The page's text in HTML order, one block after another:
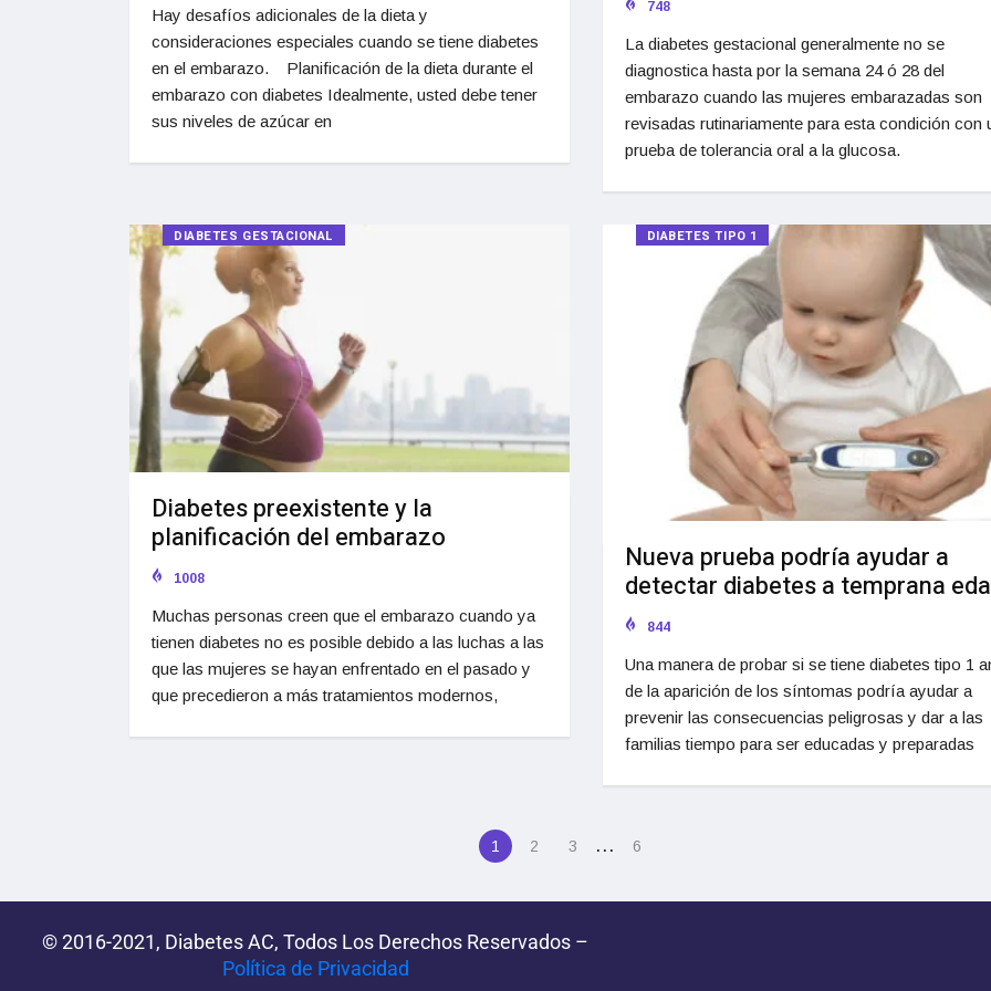
Hay desafíos adicionales de la dieta y
consideraciones especiales cuando se tiene diabetes
en el embarazo. Planificación de la dieta durante el
embarazo con diabetes Idealmente, usted debe tener
sus niveles de azúcar en
748
La diabetes gestacional generalmente no se
diagnostica hasta por la semana 24 ó 28 del
embarazo cuando las mujeres embarazadas son
revisadas rutinariamente para esta condición con
prueba de tolerancia oral a la glucosa.
DIABETES GESTACIONAL
Diabetes preexistente y la
planificación del embarazo
1008
Muchas personas creen que el embarazo cuando ya
tienen diabetes no es posible debido a las luchas a las
que las mujeres se hayan enfrentado en el pasado y
que precedieron a más tratamientos modernos,
DIABETES TIPO 1
Nueva prueba podría ayudar a
detectar diabetes a temprana
844
Una manera de probar si se tiene diabetes tipo 1
de la aparición de los síntomas podría ayudar a
prevenir las consecuencias peligrosas y dar a las
familias tiempo para ser educadas y preparadas
1 2 3 … 6
© 2016-2021, Diabetes AC, Todos Los Derechos Reservados –
Política de Privacidad‌­